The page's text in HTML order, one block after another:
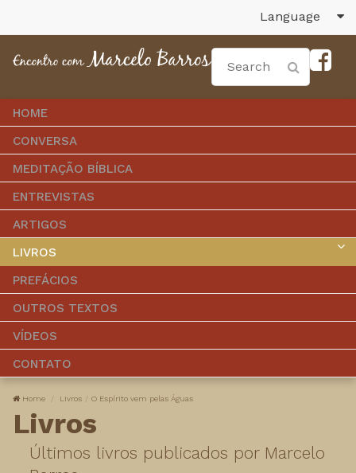
Language
HOME
CONVERSA
MEDITAÇÃO BÍBLICA
ENTREVISTAS
ARTIGOS
LIVROS
PREFÁCIOS
OUTROS TEXTOS
VÍDEOS
CONTATO
Home Livros O Espírito vem pelas Águas
Livros
Últimos livros publicados por Marcelo